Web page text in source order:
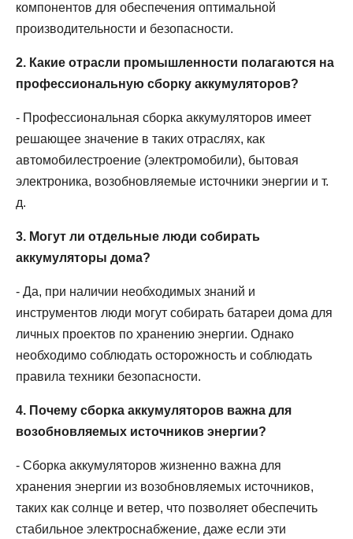
компонентов для обеспечения оптимальной
производительности и безопасности.
2. Какие отрасли промышленности полагаются на
профессиональную сборку аккумуляторов?
- Профессиональная сборка аккумуляторов имеет
решающее значение в таких отраслях, как
автомобилестроение (электромобили), бытовая
электроника, возобновляемые источники энергии и т.
д.
3. Могут ли отдельные люди собирать
аккумуляторы дома?
- Да, при наличии необходимых знаний и
инструментов люди могут собирать батареи дома для
личных проектов по хранению энергии. Однако
необходимо соблюдать осторожность и соблюдать
правила техники безопасности.
4. Почему сборка аккумуляторов важна для
возобновляемых источников энергии?
- Сборка аккумуляторов жизненно важна для
хранения энергии из возобновляемых источников,
таких как солнце и ветер, что позволяет обеспечить
стабильное электроснабжение, даже если эти